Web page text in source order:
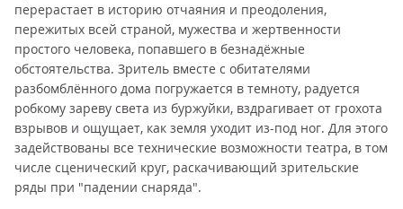
перерастает в историю отчаяния и преодоления,
пережитых всей страной, мужества и жертвенности
простого человека, попавшего в безнадёжные
обстоятельства. Зритель вместе с обитателями
разбомблённого дома погружается в темноту, радуется
робкому зареву света из буржуйки, вздрагивает от грохота
взрывов и ощущает, как земля уходит из-под ног. Для этого
задействованы все технические возможности театра, в том
числе сценический круг, раскачивающий зрительские
ряды при "падении снаряда".